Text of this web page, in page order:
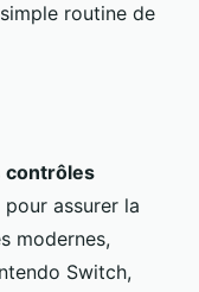
routine de
contrôles
assurer la
modernes,
Switch,